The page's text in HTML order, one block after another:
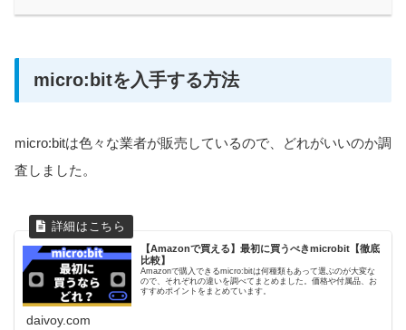
micro:bitを入手する方法
micro:bitは色々な業者が販売しているので、どれがいいのか調
査しました。
【Amazonで買える】最初に買うべきmicrobit【徹底
比較】
Amazonで購入できるmicro:bitは何種類もあって選ぶのが大変な
ので、それぞれの違いを調べてまとめました。価格や付属品、お
すすめポイントをまとめています。
daivoy.com